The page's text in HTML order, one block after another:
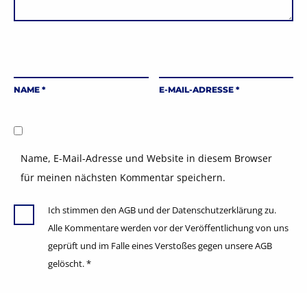
NAME * E-MAIL-ADRESSE *
Name, E-Mail-Adresse und Website in diesem Browser
für meinen nächsten Kommentar speichern.
Ich stimmen den AGB und der Datenschutzerklärung zu.
Alle Kommentare werden vor der Veröffentlichung von uns
geprüft und im Falle eines Verstoßes gegen unsere AGB
gelöscht.*